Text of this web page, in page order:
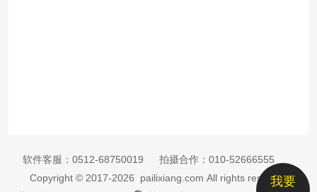
我要
软件客服： 0512-68750019 拍摄合作： 010-52666555
Copyright © 2017-2026 pailixiang.com All rights reserved